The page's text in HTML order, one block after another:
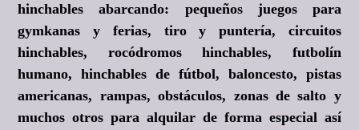
hinchables abarcando: pequeños juegos para
gymkanas y ferias, tiro y puntería, circuitos
hinchables, rocódromos hinchables, futbolín
humano, hinchables de fútbol, baloncesto, pistas
americanas, rampas, obstáculos, zonas de salto y
muchos otros para alquilar de forma especial así